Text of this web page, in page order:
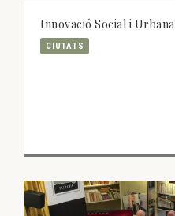
Innovació Social i Urbana
CIUTATS